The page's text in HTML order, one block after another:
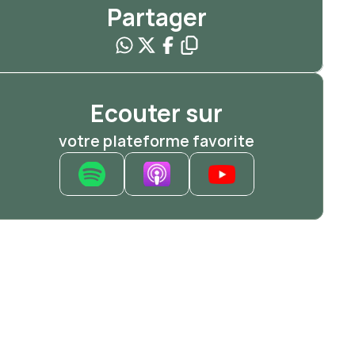
Partager
Ecouter sur
votre plateforme favorite